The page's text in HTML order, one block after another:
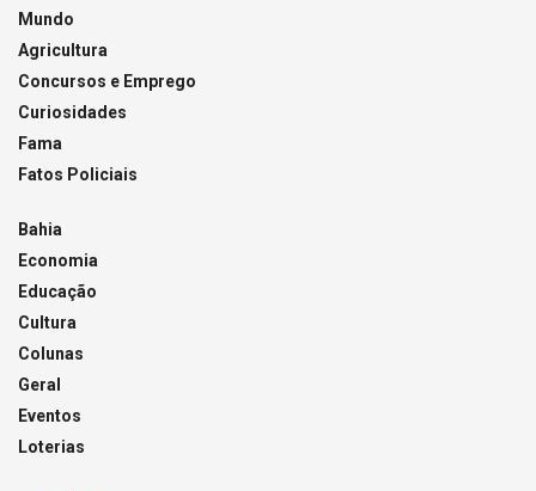
Mundo
Agricultura
Concursos e Emprego
Curiosidades
Fama
Fatos Policiais
Bahia
Economia
Educação
Cultura
Colunas
Geral
Eventos
Loterias